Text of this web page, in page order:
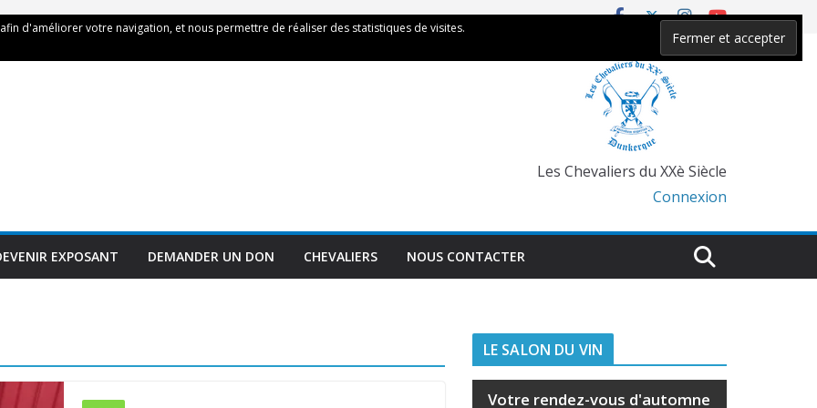
Les Chevaliers du XXè Siècle
Connexion
EXPOSANT DEMANDER UN DON CHEVALIERS NOUS CONTACTER
LE SALON DU VIN
Votre rendez-vous d'automne
d'améliorer votre navigation, et nous permettre de réaliser des statistiques de visites.